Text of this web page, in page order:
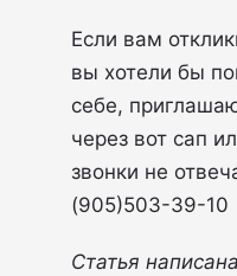
Если вам
вы хотели бы
себе,
через вот сап
звонки не
(905)503-39-10
Статья